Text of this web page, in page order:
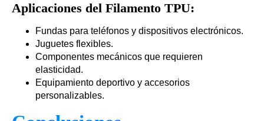
Aplicaciones del Filamento TPU:
Fundas para teléfonos y dispositivos electrónicos.
Juguetes flexibles.
Componentes mecánicos que requieren
elasticidad.
Equipamiento deportivo y accesorios
personalizables.